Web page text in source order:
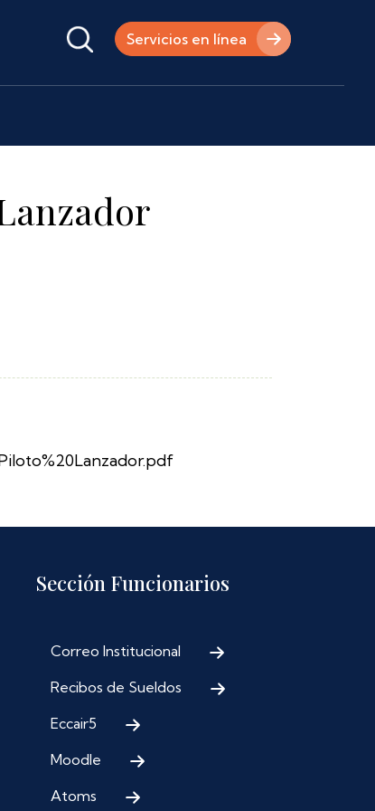
Servicios en línea
Sección Funcionarios
Correo Institucional
Recibos de Sueldos
Eccair5
Moodle
Atoms